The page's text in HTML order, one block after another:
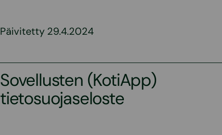
Päivitetty 29.4.2024
Sovellusten (KotiApp)
tietosuojaseloste